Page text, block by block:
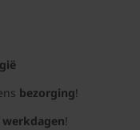
bezorging!
!